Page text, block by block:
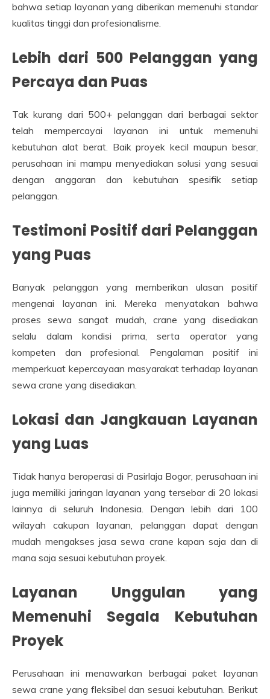
bahwa setiap layanan yang diberikan memenuhi standar
kualitas tinggi dan profesionalisme.
Lebih dari 500 Pelanggan yang
Percaya dan Puas
Tak kurang dari 500+ pelanggan dari berbagai sektor
telah mempercayai layanan ini untuk memenuhi
kebutuhan alat berat. Baik proyek kecil maupun besar,
perusahaan ini mampu menyediakan solusi yang sesuai
dengan anggaran dan kebutuhan spesifik setiap
pelanggan.
Testimoni Positif dari Pelanggan
yang Puas
Banyak pelanggan yang memberikan ulasan positif
mengenai layanan ini. Mereka menyatakan bahwa
proses sewa sangat mudah, crane yang disediakan
selalu dalam kondisi prima, serta operator yang
kompeten dan profesional. Pengalaman positif ini
memperkuat kepercayaan masyarakat terhadap layanan
sewa crane yang disediakan.
Lokasi dan Jangkauan Layanan
yang Luas
Tidak hanya beroperasi di Pasirlaja Bogor, perusahaan ini
juga memiliki jaringan layanan yang tersebar di 20 lokasi
lainnya di seluruh Indonesia. Dengan lebih dari 100
wilayah cakupan layanan, pelanggan dapat dengan
mudah mengakses jasa sewa crane kapan saja dan di
mana saja sesuai kebutuhan proyek.
Layanan Unggulan yang
Memenuhi Segala Kebutuhan
Proyek
Perusahaan ini menawarkan berbagai paket layanan
sewa crane yang fleksibel dan sesuai kebutuhan. Berikut